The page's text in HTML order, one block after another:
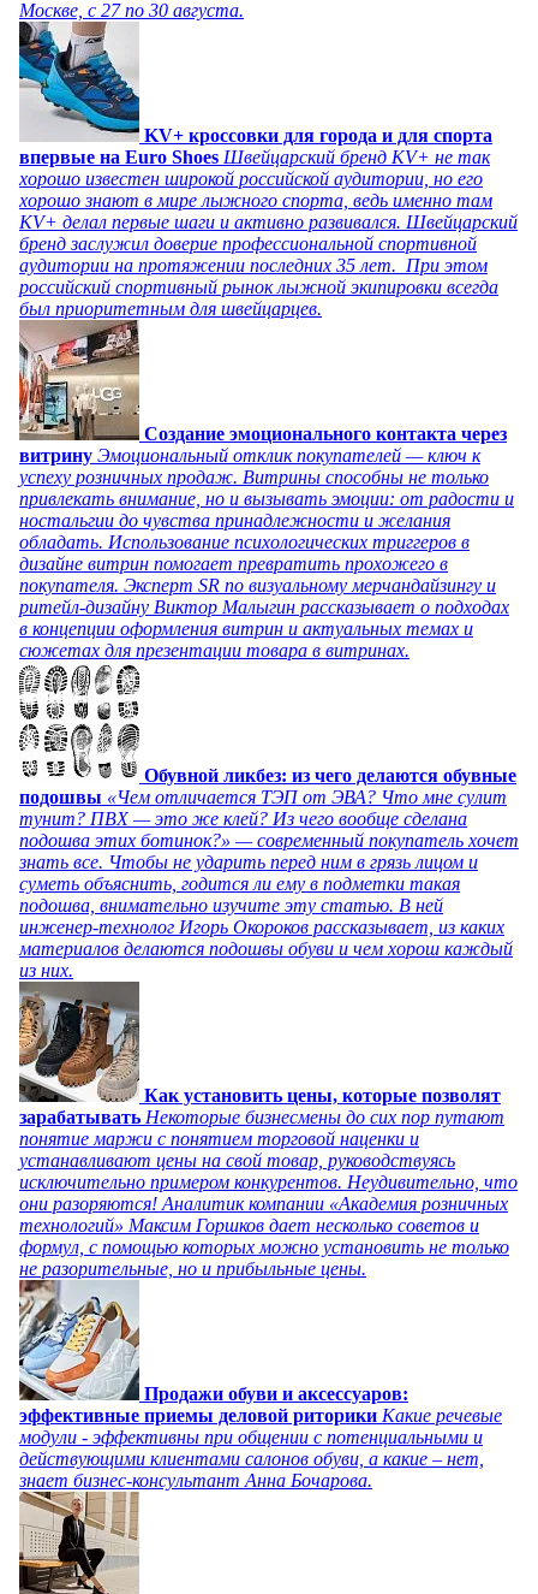
Москве, с 27 по 30 августа.
KV+ кроссовки для города и для спорта
впервые на Euro Shoes Швейцарский бренд KV+ не так
хорошо известен широкой российской аудитории, но его
хорошо знают в мире лыжного спорта, ведь именно там
KV+ делал первые шаги и активно развивался. Швейцарский
бренд заслужил доверие профессиональной спортивной
аудитории на протяжении последних 35 лет. При этом
российский спортивный рынок лыжной экипировки всегда
был приоритетным для швейцарцев.
Создание эмоционального контакта через
витрину Эмоциональный отклик покупателей — ключ к
успеху розничных продаж. Витрины способны не только
привлекать внимание, но и вызывать эмоции: от радости и
ностальгии до чувства принадлежности и желания
обладать. Использование психологических триггеров в
дизайне витрин помогает превратить прохожего в
покупателя. Эксперт SR по визуальному мерчандайзингу и
ритейл-дизайну Виктор Малыгин рассказывает о подходах
в концепции оформления витрин и актуальных темах и
сюжетах для презентации товара в витринах.
Обувной ликбез: из чего делаются обувные
подошвы «Чем отличается ТЭП от ЭВА? Что мне сулит
тунит? ПВХ — это же клей? Из чего вообще сделана
подошва этих ботинок?» — современный покупатель хочет
знать все. Чтобы не ударить перед ним в грязь лицом и
суметь объяснить, годится ли ему в подметки такая
подошва, внимательно изучите эту статью. В ней
инженер-технолог Игорь Окороков рассказывает, из каких
материалов делаются подошвы обуви и чем хорош каждый
из них.
Как установить цены, которые позволят
зарабатывать Некоторые бизнесмены до сих пор путают
понятие маржи с понятием торговой наценки и
устанавливают цены на свой товар, руководствуясь
исключительно примером конкурентов. Неудивительно, что
они разоряются! Аналитик компании «Академия розничных
технологий» Максим Горшков дает несколько советов и
формул, с помощью которых можно установить не только
не разорительные, но и прибыльные цены.
Продажи обуви и аксессуаров:
эффективные приемы деловой риторики Какие речевые
модули - эффективны при общении с потенциальными и
действующими клиентами салонов обуви, а какие – нет,
знает бизнес-консультант Анна Бочарова.